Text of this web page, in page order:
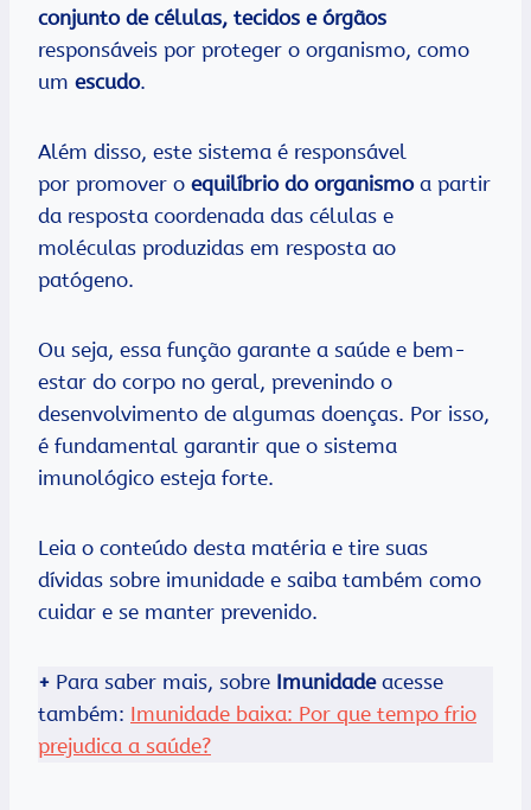
conjunto de células, tecidos e órgãos
responsáveis por proteger o organismo, como
um escudo.
Além disso, este sistema é responsável
por promover o equilíbrio do organismoa partir
da resposta coordenada das células e
moléculas produzidas em resposta ao
patógeno.
Ou seja, essa função garante a saúde e bem-
estar do corpo no geral, prevenindo o
desenvolvimento de algumas doenças. Por isso,
é fundamental garantir que o sistema
imunológico esteja forte.
Leia o conteúdo desta matéria e tire suas
dívidas sobre imunidade e saiba também como
cuidar e se manter prevenido.
+ Para saber mais, sobre Imunidade acesse
também: Imunidade baixa: Por que tempo frio
prejudica a saúde?